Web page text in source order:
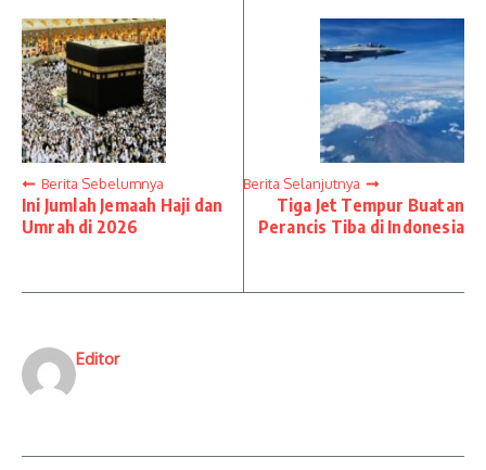
Berita Sebelumnya
Ini Jumlah Jemaah Haji dan
Umrah di 2026
Berita Selanjutnya
Tiga Jet Tempur Buatan
Perancis Tiba di Indonesia
Editor